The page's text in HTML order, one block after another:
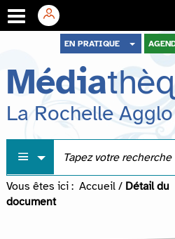
menu
contenu
recherche
EN PRATIQUE
Média
La Rochelle Agglo
Vous êtes ici : Accueil / Détail du
document